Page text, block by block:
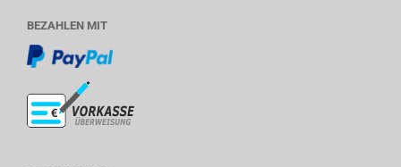
BEZAHLEN MIT